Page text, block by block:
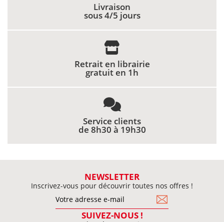
Livraison
sous 4/5 jours
Retrait en librairie
gratuit en 1h
Service clients
de 8h30 à 19h30
NEWSLETTER
Inscrivez-vous pour découvrir toutes nos offres !
SUIVEZ-NOUS !